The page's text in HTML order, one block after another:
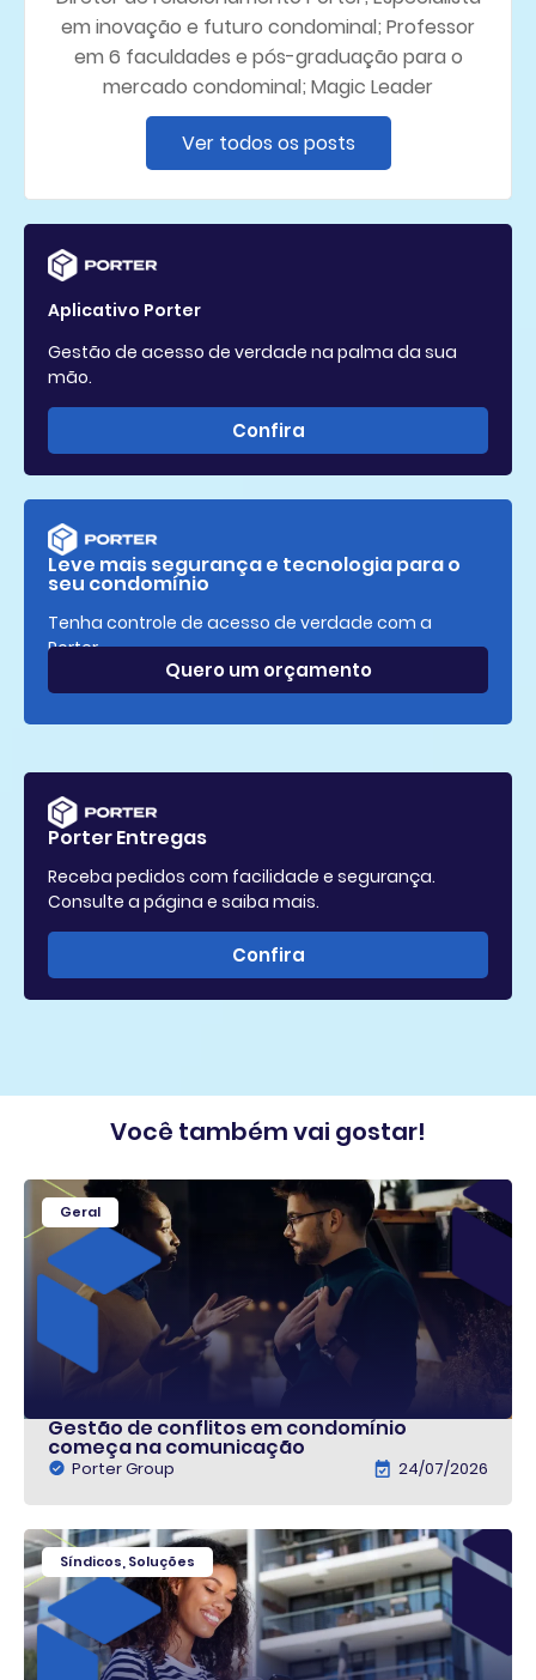
em inovação e futuro condominal; Professor
em 6 faculdades e pós-graduação para o
mercado condominal; Magic Leader
Ver todos os posts
Aplicativo Porter
Gestão de acesso de verdade na palma da sua
mão.
Confira
Leve mais segurança e tecnologia para o
seu condomínio
Tenha controle de acesso de verdade com a
Porter.
Quero um orçamento
Porter Entregas
Receba pedidos com facilidade e segurança.
Consulte a página e saiba mais.
Confira
Você também vai gostar!
Geral
Gestão de conflitos em condomínio
começa na comunicação
Porter Group 24/07/2026
Síndicos Soluções